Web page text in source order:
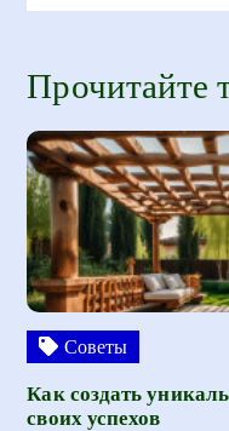
Прочитайте
Советы
Как создать
своих успехов